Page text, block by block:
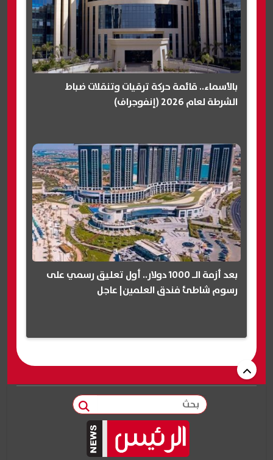
بالأسماء.. قائمة حركة ترقيات وتنقلات ضباط
الشرطة لعام 2026 (إنفوجراف)
بعد أزمة الـ 1000 دولار.. أول تعليق رسمي على
رسوم شاطئ فندق العلمين| عاجل
بحث